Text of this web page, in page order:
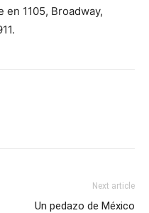
1105, Broadway,
Next article
Un pedazo de México